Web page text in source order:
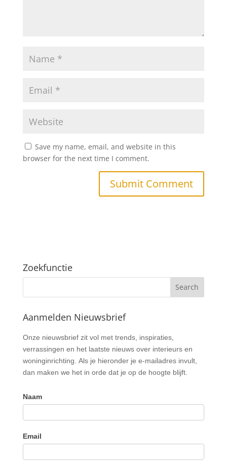
Save my name, email, and website in this
browser for the next time I comment.
Zoekfunctie
Aanmelden Nieuwsbrief
Onze nieuwsbrief zit vol met trends, inspiraties,
verrassingen en het laatste nieuws over interieurs en
woninginrichting. Als je hieronder je e-mailadres invult,
dan maken we het in orde dat je op de hoogte blijft.
Naam
Email